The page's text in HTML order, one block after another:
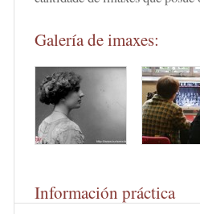
Galería de imaxes:
Información práctica